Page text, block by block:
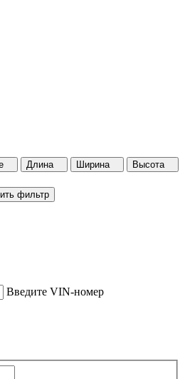
Длина Ширина
Высота
фильтр
Введите VIN-номер